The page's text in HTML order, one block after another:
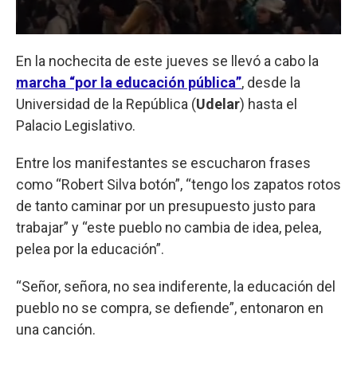
En la nochecita de este jueves se llevó a cabo la
marcha “por la educación pública”, desde la
Universidad de la República (Udelar) hasta el
Palacio Legislativo.
Entre los manifestantes se escucharon frases
como “Robert Silva botón”, “tengo los zapatos rotos
de tanto caminar por un presupuesto justo para
trabajar” y “este pueblo no cambia de idea, pelea,
pelea por la educación”.
“Señor, señora, no sea indiferente, la educación del
pueblo no se compra, se defiende”, entonaron en
una canción.